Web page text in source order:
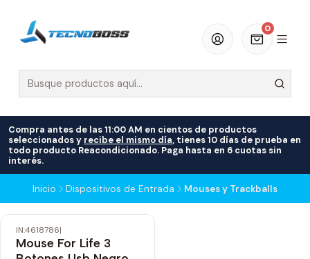
0
Compra antes de las 11:00 AM en cientos de productos
seleccionados y recibe el mismo día, tienes 10 días de prueba en
todo producto Reacondicionado. Paga hasta en 6 cuotas sin
interés.
Inicio Dispositivos de Entrada Mouses y Trackballs
-17% OFF
IN:4618786|
Mouse For Life 3